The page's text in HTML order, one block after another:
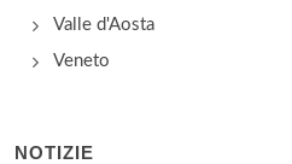
Valle d'Aosta
Veneto
NOTIZIE